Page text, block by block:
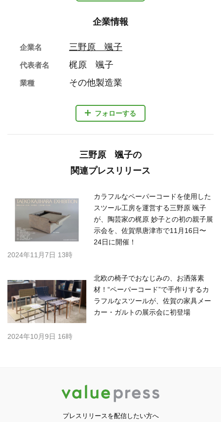
企業情報
フォローする
企業名 三野原 颯子
代表者名 梶原 颯子
業種 その他製造業
三野原 颯子の
関連プレスリリース
カラフルなペーパーコードを使用した
スツール工房を運営する三野原 颯子
が、陶芸家の梶原 妙子との初の親子展
示会を、佐賀県唐津市で11月16日〜
24日に開催！
2024年11月7日 13時
北欧の椅子でおなじみの、お洒落素
材！“ペーパーコード”で手作りするカ
ラフルなスツールが、佐賀の家具メー
カー・ガルトの展示会に初登場
2024年10月9日 16時
プレスリリースを配信したい方へ